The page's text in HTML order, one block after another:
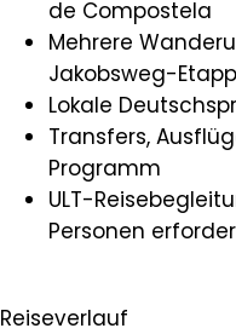
de Compostela
Mehrere
Jakobsweg-
Lokale
Transfers,
Programm
ULT-
Personen
Reiseverlauf